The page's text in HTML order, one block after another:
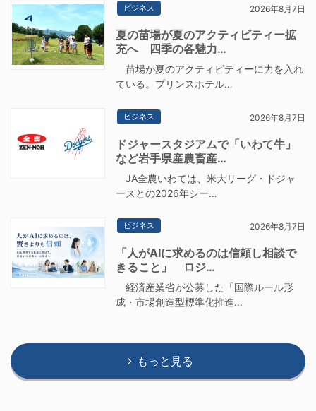
ビジネス 2026年8月7日
夏の苗場が夏のアクティビティー拡
充へ 四季の各魅力…
苗場が夏のアクティビティーに力を入れ
ている。プリンスホテル…
ビジネス 2026年8月7日
ドジャースタジアムで「いわて牛」
など岩手県産農畜産…
JA全農いわては、米大リーグ・ドジャ
ースとの2026年シー…
ビジネス 2026年8月7日
「人がAIに求めるのは信頼し相談で
きること」 ロジ…
経済産業省が公募した「国際ルール形
成・市場創造型標準化推進…
もっと見る